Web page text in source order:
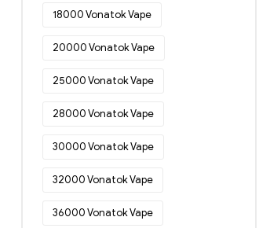
Eldobható e-cigaretta
(20)
Olaszországban(34)
Eldobható e-cigaretta
Eldobható e-cigaretta
18000 Vonatok Vape
20000 Vonatok Vape
25000 Vonatok Vape
28000 Vonatok Vape
30000 Vonatok Vape
32000 Vonatok Vape
36000 Vonatok Vape